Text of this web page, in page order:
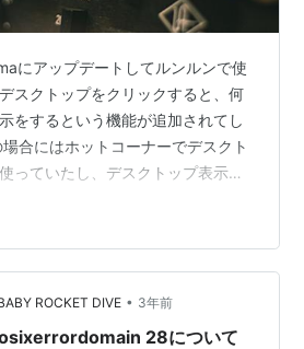
にアップデートしてルンルンで使
スクトップをクリックすると、何
をするという機能が追加されてし
合にはホットコーナーでデスクト
っていたし、デスクトップ表示す
てデスクトップ表示というふるま
効化することにした。 早速無効化
ては 設定 > デスクトップとDock
ージマネージャ という項目で設定
方法としては、上記設定項目を辿
ROCKET DIVE • 3年前
28について